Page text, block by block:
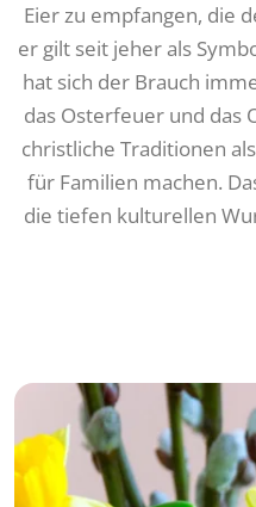
Eier zu empfangen, die
er gilt seit jeher als
hat sich der Brauch
das Osterfeuer und das
christliche Traditionen
für Familien machen.
die tiefen kulturellen